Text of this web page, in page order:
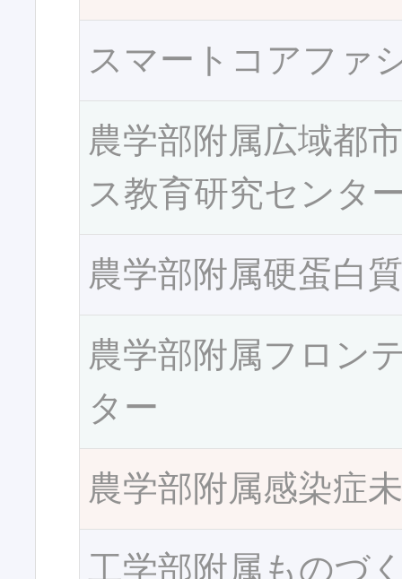
スマートコアファ
農学部附属広域都
ス教育研究センタ
農学部附属硬蛋白
農学部附属フロン
ター
農学部附属感染症
工学部附属ものづ